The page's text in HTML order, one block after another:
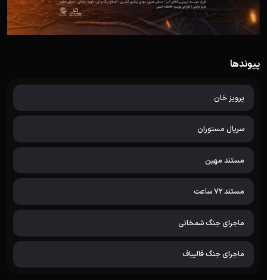
پیوندها
پرویز خان
سریال مستوران
مستند مهین
مستند 72 ساعت
ماجرای جنگ شمخانی
ماجرای جنگ قالیباف